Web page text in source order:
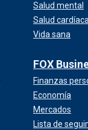
Salud mental
Salud
Vida sana
FOX
Finanzas
Economía
Mercados
Lista de